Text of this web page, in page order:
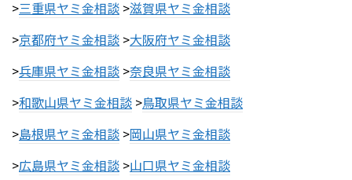
>三重県ヤミ金相談 >滋賀県ヤミ金相談
>京都府ヤミ金相談 >大阪府ヤミ金相談
>兵庫県ヤミ金相談 >奈良県ヤミ金相談
>和歌山県ヤミ金相談 >鳥取県ヤミ金相談
>島根県ヤミ金相談 >岡山県ヤミ金相談
>広島県ヤミ金相談 >山口県ヤミ金相談